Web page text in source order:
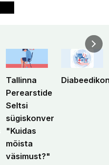
Tallinna
Perearstide
Seltsi
sügiskonverents
"Kuidas
mõista
väsimust?"